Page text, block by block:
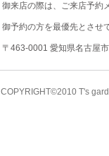
御来店の際は、 ご来店予約
御予約の方を最優先とさせ
〒463-0001 愛知県名古屋
COPYRIGHT©2010 T's